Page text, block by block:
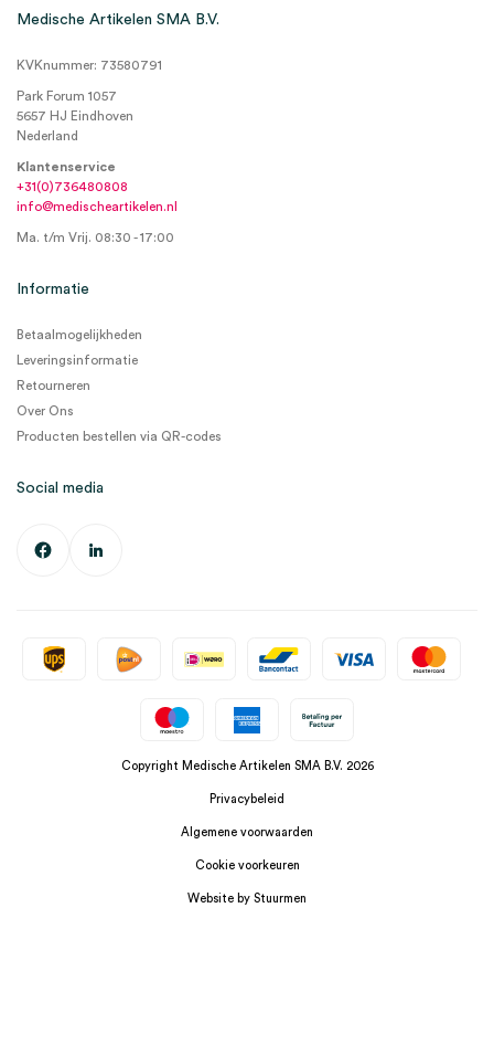
Medische Artikelen SMA B.V.
KVKnummer: 73580791
Park Forum 1057
5657 HJ Eindhoven
Nederland
Klantenservice
+31(0)736480808
info@medischeartikelen.nl
Ma. t/m Vrij. 08:30 - 17:00
Informatie
Betaalmogelijkheden
Leveringsinformatie
Retourneren
Over Ons
Producten bestellen via QR-codes
Social media
Copyright Medische Artikelen SMA B.V. 2026
Privacybeleid
Algemene voorwaarden
Cookie voorkeuren
Website by Stuurmen